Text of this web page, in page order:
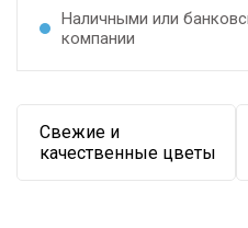
Наличными или
компании
Свежие и
качественные цветы